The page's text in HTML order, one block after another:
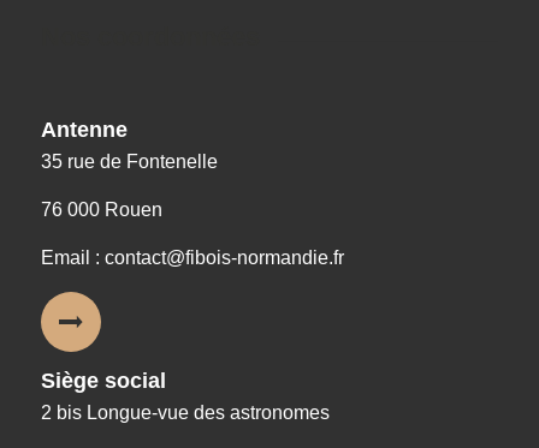
Antenne
35 rue de Fontenelle
76 000 Rouen
Email : contact@fibois-normandie.fr
Siège social
2 bis Longue-vue des astronomes